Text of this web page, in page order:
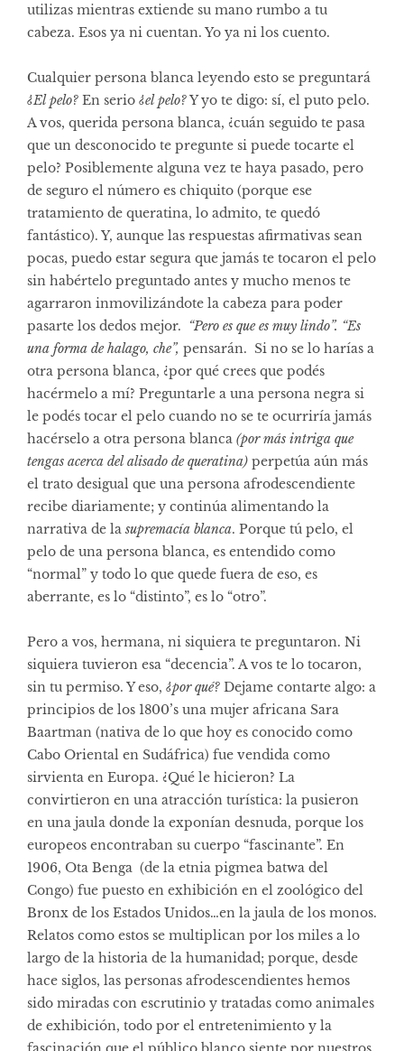
utilizas mientras extiende su mano rumbo a tu
cabeza. Esos ya ni cuentan. Yo ya ni los cuento.
Cualquier persona blanca leyendo esto se preguntará
¿El pelo? En serio ¿el pelo?Y yo te digo: sí, el puto pelo.
A vos, querida persona blanca, ¿cuán seguido te pasa
que un desconocido te pregunte si puede tocarte el
pelo? Posiblemente alguna vez te haya pasado, pero
de seguro el número es chiquito (porque ese
tratamiento de queratina, lo admito, te quedó
fantástico). Y, aunque las respuestas afirmativas sean
pocas, puedo estar segura que jamás te tocaron el pelo
sin habértelo preguntado antes y mucho menos te
agarraron inmovilizándote la cabeza para poder
pasarte los dedos mejor.
“Pero es que es muy lindo”. “Es
una forma de halago, che”, pensarán. Si no se lo harías a
otra persona blanca, ¿por qué crees que podés
hacérmelo a mí? Preguntarle a una persona negra si
le podés tocar el pelo cuando no se te ocurriría jamás
hacérselo a otra persona blanca (por más intriga que
tengas acerca del alisado de queratina) perpetúa aún más
el trato desigual que una persona afrodescendiente
recibe diariamente; y continúa alimentando la
narrativa de la supremacía blanca. Porque tú pelo, el
pelo de una persona blanca, es entendido como
“normal” y todo lo que quede fuera de eso, es
aberrante, es lo “distinto”, es lo “otro”.
Pero a vos, hermana, ni siquiera te preguntaron. Ni
siquiera tuvieron esa “decencia”. A vos te lo tocaron,
sin tu permiso. Y eso, ¿por qué? Dejame contarte algo: a
principios de los 1800’s una mujer africana Sara
Baartman (nativa de lo que hoy es conocido como
Cabo Oriental en Sudáfrica) fue vendida como
sirvienta en Europa. ¿Qué le hicieron? La
convirtieron en una atracción turística: la pusieron
en una jaula donde la exponían desnuda, porque los
europeos encontraban su cuerpo “fascinante”. En
1906, Ota Benga (de la etnia pigmea batwa del
Congo) fue puesto en exhibición en el zoológico del
Bronx de los Estados Unidos…en la jaula de los monos.
Relatos como estos se multiplican por los miles a lo
largo de la historia de la humanidad; porque, desde
hace siglos, las personas afrodescendientes hemos
sido miradas con escrutinio y tratadas como animales
de exhibición, todo por el entretenimiento y la